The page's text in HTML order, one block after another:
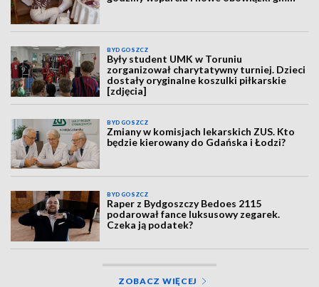
BYDGOSZCZ
Były student UMK w Toruniu
zorganizował charytatywny turniej. Dzieci
dostały oryginalne koszulki piłkarskie
[zdjęcia]
BYDGOSZCZ
Zmiany w komisjach lekarskich ZUS. Kto
będzie kierowany do Gdańska i Łodzi?
BYDGOSZCZ
Raper z Bydgoszczy Bedoes 2115
podarował fance luksusowy zegarek.
Czeka ją podatek?
ZOBACZ WIĘCEJ